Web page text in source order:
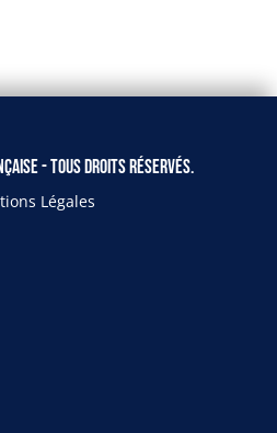
- Tous droits réservés.
Légales